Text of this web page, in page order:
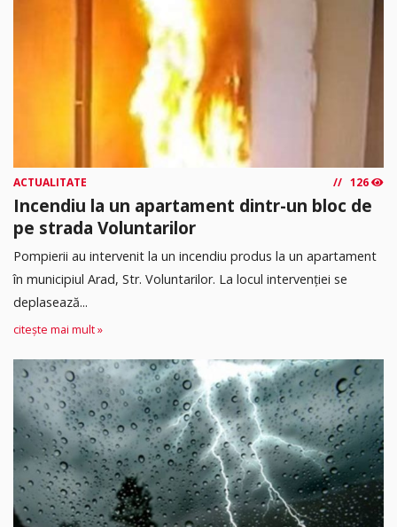
ACTUALITATE 126
Incendiu la un apartament dintr-un bloc de
pe strada Voluntarilor
Pompierii au intervenit la un incendiu produs la un apartament
în municipiul Arad, Str. Voluntarilor. La locul intervenției se
deplasează...
citește mai mult »